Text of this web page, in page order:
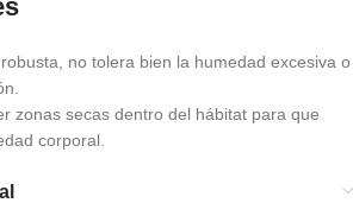
no tolera bien la humedad excesiva o
zonas secas dentro del hábitat para que
corporal.